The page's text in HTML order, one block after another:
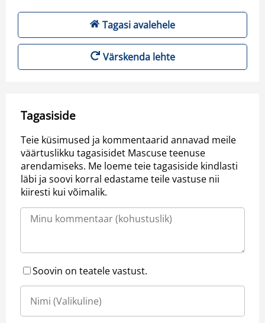
Tagasi avalehele
Värskenda lehte
Tagasiside
Teie küsimused ja kommentaarid annavad meile
väärtuslikku tagasisidet Mascuse teenuse
arendamiseks. Me loeme teie tagasiside kindlasti
läbi ja soovi korral edastame teile vastuse nii
kiiresti kui võimalik.
Soovin on teatele vastust.